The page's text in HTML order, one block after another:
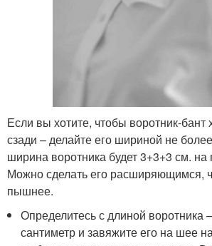
Если вы хотите, чтобы воротник-
сзади – делайте его шириной не
ширина воротника будет 3+3+3 см.
Можно сделать его расширяющимся,
пышнее.
Определитесь с длиной воротника
сантиметр и завяжите его на шее